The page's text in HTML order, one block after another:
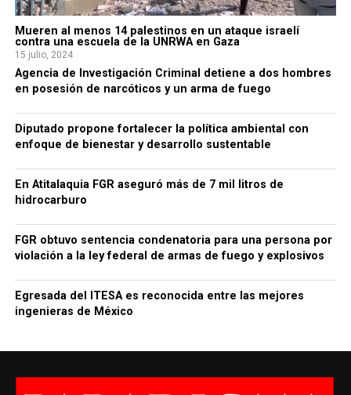
Mueren al menos 14 palestinos en un ataque israelí
contra una escuela de la UNRWA en Gaza
15 julio, 2024
Agencia de Investigación Criminal detiene a dos hombres
en posesión de narcóticos y un arma de fuego
Diputado propone fortalecer la política ambiental con
enfoque de bienestar y desarrollo sustentable
En Atitalaquia FGR aseguró más de 7 mil litros de
hidrocarburo
FGR obtuvo sentencia condenatoria para una persona por
violación a la ley federal de armas de fuego y explosivos
Egresada del ITESA es reconocida entre las mejores
ingenieras de México